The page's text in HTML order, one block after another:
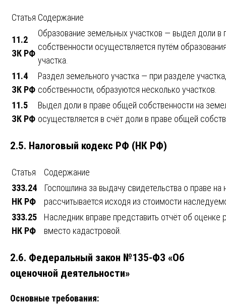
Статья Содержание
11.2
ЗК РФ
Образование земельных участков — выдел доли в
собственности осуществляется путём
участка.
11.4
ЗК РФ
Раздел земельного участка — при разделе
собственности, образуются несколько участков.
11.5
ЗК РФ
Выдел доли в праве общей собственности на
осуществляется в счёт доли в праве общей
2.5. Налоговый кодекс РФ (НК РФ)
Статья
Содержание
333.24
НК РФ
Госпошлина за выдачу свидетельства о праве на
рассчитывается исходя из стоимости
333.25
НК РФ
Наследник вправе представить отчёт об
вместо кадастровой.
2.6. Федеральный закон №135-ФЗ «Об
оценочной деятельности»
Основные требования: